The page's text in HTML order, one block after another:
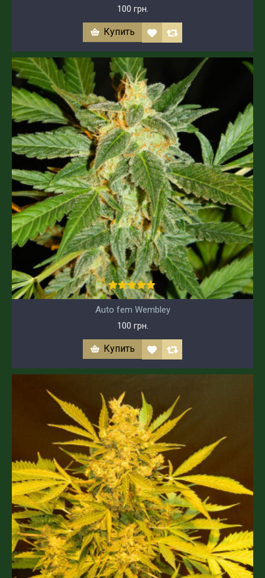
100 грн.
Купить
Auto fem Wembley
100 грн.
Купить